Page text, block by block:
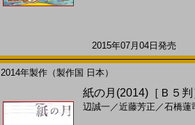
2015年07月04日発売
2014年製作（製作国 日本）
紙の月(2014)［Ｂ５判
辺誠一 ／近藤芳正 ／石橋蓮